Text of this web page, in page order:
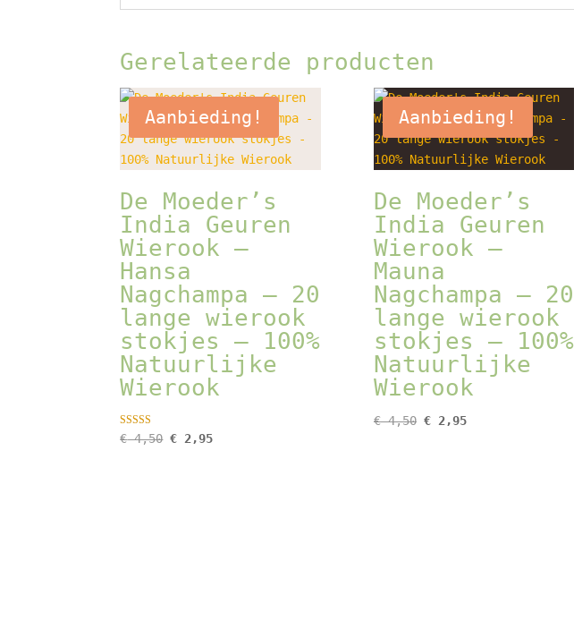
Gerelateerde producten
Aanbieding!
De Moeder’s
India Geuren
Wierook –
Hansa
Nagchampa – 20
lange wierook
stokjes – 100%
Natuurlijke
Wierook
Gewaardeerd
5.00
€4,50 Oorspronkelijke
€ 2,95Huidige
Aanbieding!
De Moeder’s
India Geuren
Wierook –
Mauna
Nagchampa – 20
lange wierook
stokjes – 100%
Natuurlijke
Wierook
€4,50 Oorspronkelijke
€2,95Huidige